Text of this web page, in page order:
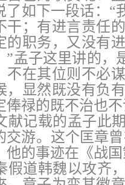
了如下一段话：“
干；有进言责任
的职务，又没有
”孟子这里讲的，
不在其位则不必
，显然既没有负
俸禄的既不治也
献记载的孟子此
交游。这个匡章
他的事迹在《战
假道韩魏以攻齐